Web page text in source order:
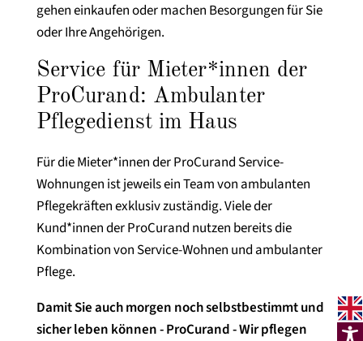
gehen einkaufen oder machen Besorgungen für Sie
oder Ihre Angehörigen.
Service für Mieter*innen der
ProCurand: Ambulanter
Pflegedienst im Haus
Für die Mieter*innen der ProCurand Service-
Wohnungen ist jeweils ein Team von ambulanten
Pflegekräften exklusiv zuständig. Viele der
Kund*innen der ProCurand nutzen bereits die
Kombination von Service-Wohnen und ambulanter
Pflege.
Damit Sie auch morgen noch selbstbestimmt und
sicher leben können - ProCurand - Wir pflegen